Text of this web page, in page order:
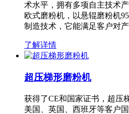
术水平，拥有多项自主技术
欧式磨粉机，以悬辊磨粉机
制造技术，它能满足客户对
了解详情
超压梯形磨粉机
获得了CE和国家证书，超压
美国、英国、西班牙等客户